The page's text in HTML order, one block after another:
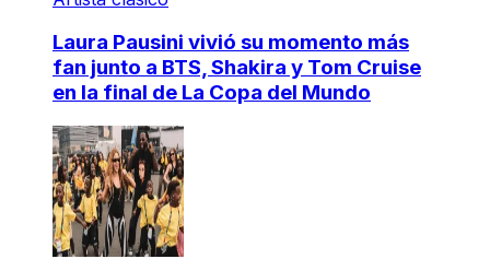
Laura Pausini vivió su momento más
fan junto a BTS, Shakira y Tom Cruise
en la final de La Copa del Mundo